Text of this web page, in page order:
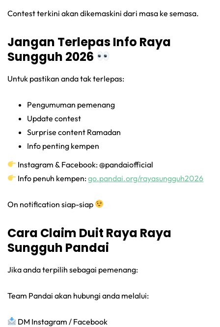
Contest terkini akan dikemaskini dari masa ke semasa.
Jangan Terlepas Info Raya
Sungguh 2026
Untuk pastikan anda tak terlepas:
Pengumuman pemenang
Update contest
Surprise content Ramadan
Info penting kempen
Instagram & Facebook: @pandaiofficial
Info penuh kempen:go.pandai.org/rayasungguh2026
On notification siap-siap
Cara Claim Duit Raya Raya
Sungguh Pandai
Jika anda terpilih sebagai pemenang:
Team Pandai akan hubungi anda melalui:
DM Instagram / Facebook